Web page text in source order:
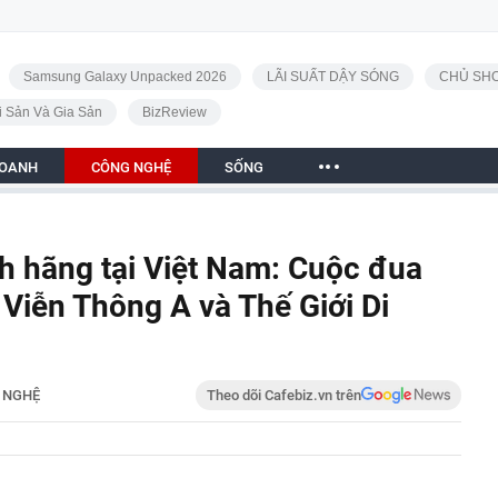
Samsung Galaxy Unpacked 2026 LÃI SUẤT DẬY SÓNG CHỦ
Sản Và Gia Sản BizReview
CÔNG NGHỆ SỐNG
hãng tại Việt Nam: Cuộc đua
Thông A và Thế Giới Di
Theo dõi Cafebiz.vn trên